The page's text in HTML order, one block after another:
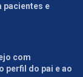
pacientes e
com
perfil do pai e ao